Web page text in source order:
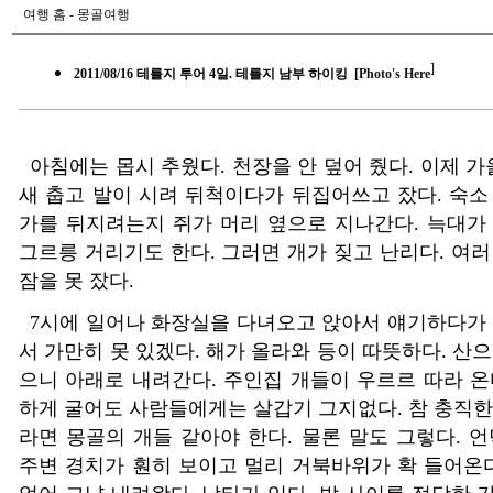
여행 홈 - 몽골여행
2011/08/16 테를지 투어 4일. 테를지 남부 하이킹 [Photo's Here]
아침에는 몹시 추웠다. 천장을 안 덮어 줬다. 이제
새 춥고 발이 시려 뒤척이다가 뒤집어쓰고 잤다. 숙
가를 뒤지려는지 쥐가 머리 옆으로 지나간다. 늑대
그르릉 거리기도 한다. 그러면 개가 짖고 난리다. 여
잠을 못 잤다.
7시에 일어나 화장실을 다녀오고 앉아서 얘기하다
서 가만히 못 있겠다. 해가 올라와 등이 따뜻하다. 산
으니 아래로 내려간다. 주인집 개들이 우르르 따라
하게 굴어도 사람들에게는 살갑기 그지없다. 참 충직
라면 몽골의 개들 같아야 한다. 물론 말도 그렇다.
주변 경치가 훤히 보이고 멀리 거북바위가 확 들어온